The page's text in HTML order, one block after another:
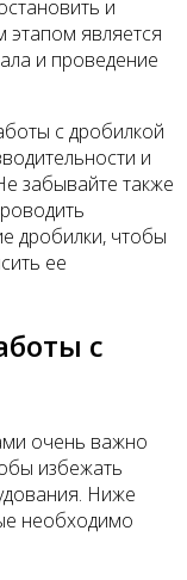
и
этапом является
и проведение
с дробилкой
и
забывайте также
дробилки, чтобы
ее
с
очень важно
избежать
Ниже
необходимо